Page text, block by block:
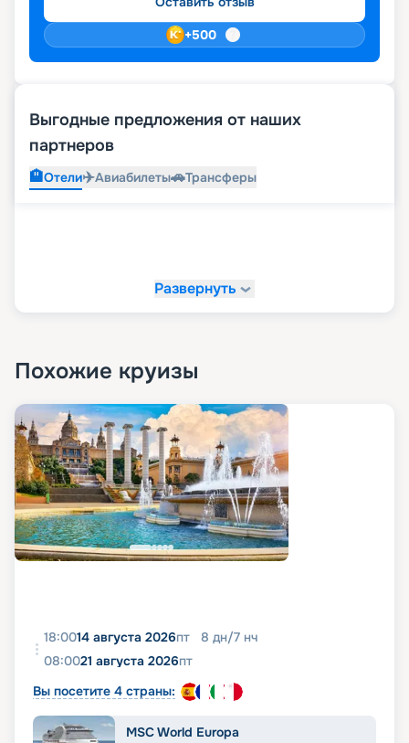
+500
Выгодные предложения от наших
партнеров
🏨Отели✈️Авиабилеты🚗Трансферы
Развернуть
Похожие круизы
18:0014 августа 2026пт 8 дн/7 нч
08:0021 августа 2026пт
Вы посетите 4 страны:
MSC World Europa